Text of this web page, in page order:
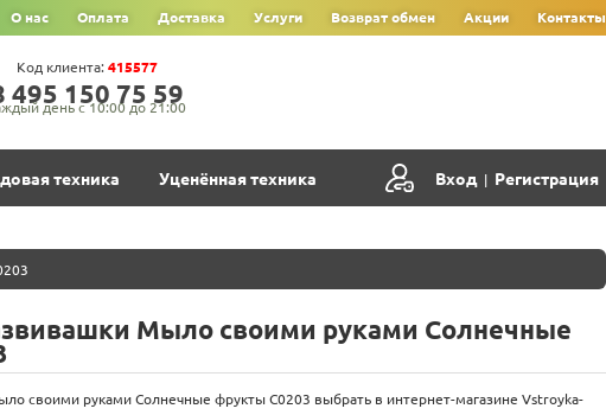
О нас Оплата Доставка Услуги Возврат обмен Акции Контакты
4‍9‍5‍ 1‍5‍0‍ 7‍5‍ 5‍9‍
день с 10:00 до 21:00
Код клиента: 415577
техника Уценённая техника Вход | Регистрация
Мыло своими руками Солнечные
своими руками Солнечные фрукты С0203 выбрать в интернет-магазине Vstroyka-